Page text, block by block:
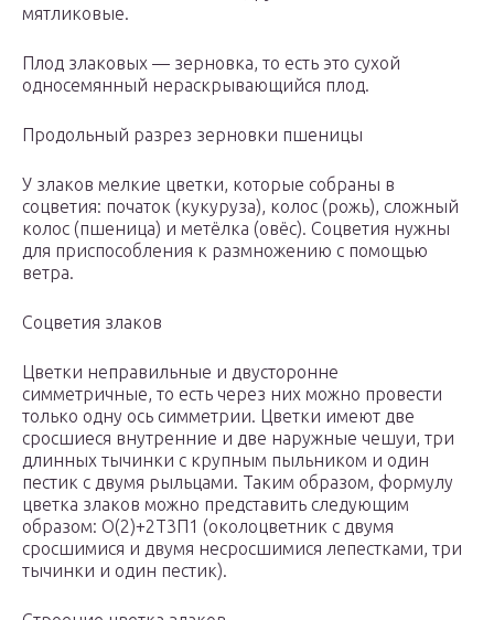
мятликовые.
Плод злаковых — зерновка, то есть это сухой
односемянный нераскрывающийся плод.
Продольный разрез зерновки пшеницы
У злаков мелкие цветки, которые собраны в
соцветия: початок (кукуруза), колос (рожь), сложный
колос (пшеница) и метёлка (овёс). Соцветия нужны
для приспособления к размножению с помощью
ветра.
Соцветия злаков
Цветки неправильные и двусторонне
симметричные, то есть через них можно провести
только одну ось симметрии. Цветки имеют две
сросшиеся внутренние и две наружные чешуи, три
длинных тычинки с крупным пыльником и один
пестик с двумя рыльцами. Таким образом, формулу
цветка злаков можно представить следующим
образом: О(2)+2Т3П1 (околоцветник с двумя
сросшимися и двумя несросшимися лепестками, три
тычинки и один пестик).